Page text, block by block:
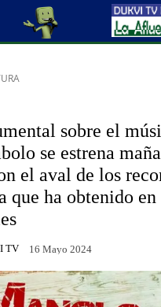
sobre el
se estrena
el aval de los
que ha obtenido en
TV 16 Mayo 2024